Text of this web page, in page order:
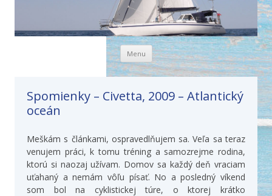
Menu Skip to content
Spomienky – Civetta, 2009 – Atlantický
oceán
Meškám s článkami, ospravedlňujem sa. Veľa sa teraz
venujem práci, k tomu tréning a samozrejme rodina,
ktorú si naozaj užívam. Domov sa každý deň vraciam
uťahaný a nemám vôľu písať. No a posledný víkend
som bol na cyklistickej túre, o ktorej krátko